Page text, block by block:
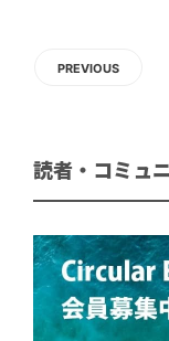
PREVIOUS
読者・コミュ